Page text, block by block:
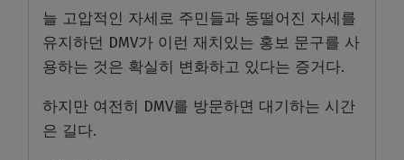
늘 고압적인 자세로 주민들과 동떨어진 자세를
유지하던 DMV가 이런 재치있는 홍보 문구를 사
용하는 것은 확실히 변화하고 있다는 증거다.
하지만 여전히 DMV를 방문하면 대기하는 시간
은 길다.